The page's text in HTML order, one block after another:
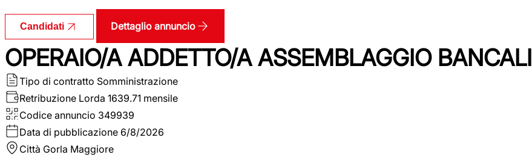
Candidati Dettaglio annuncio
OPERAIO/A ADDETTO/A ASSEMBLAGGIO BANCALI
Tipo di contratto Somministrazione
Retribuzione Lorda 1639.71 mensile
Codice annuncio 349939
Data di pubblicazione 6/8/2026
Città Gorla Maggiore